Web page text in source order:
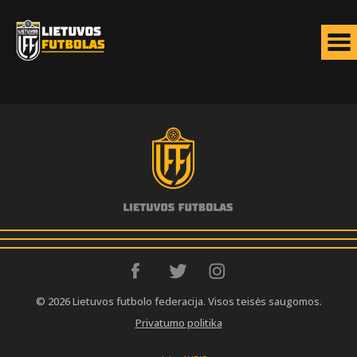
© 2026 Lietuvos futbolo federacija. Visos teisės saugomos.
Privatumo politika